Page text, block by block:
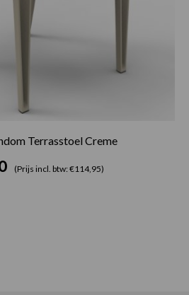
Terrasstoel Creme
(Prijs incl. btw: €114,95)